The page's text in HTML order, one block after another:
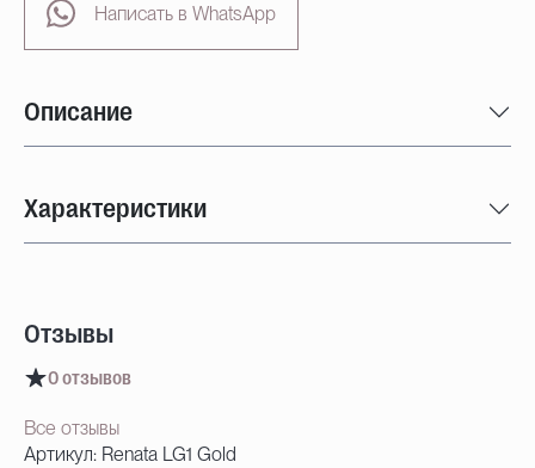
Написать в WhatsApp
Описание
Характеристики
Отзывы
0 отзывов
Все отзывы
Артикул: Renata LG1 Gold